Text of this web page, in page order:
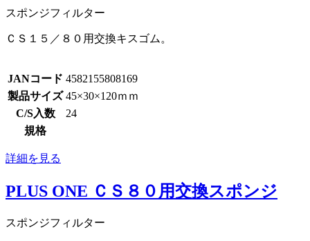
スポンジフィルター
ＣＳ１５／８０用交換キスゴム。
JANコード 4582155808169
製品サイズ 45×30×120ｍｍ
C/S入数
24
規格
詳細を見る
PLUS ONE ＣＳ８０用交換スポンジ
スポンジフィルター